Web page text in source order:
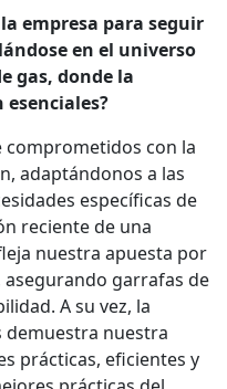
empresa para seguir
en el universo
gas, donde la
comprometidos con la
adaptándonos a las
específicas de
reciente de una
nuestra apuesta por
garrafas de
A su vez, la
demuestra nuestra
prácticas, eficientes y